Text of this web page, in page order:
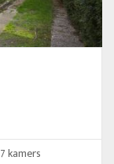
7 kamers